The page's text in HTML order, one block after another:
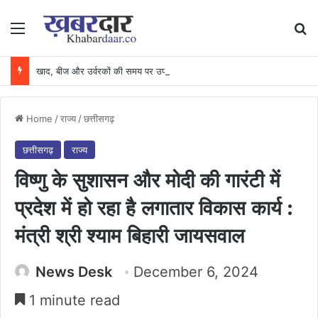
Menu
Home /राज्य /छत्तीसगढ़
छत्तीसगढ़ राज्य
विष्णु के सुशासन और मोदी की गारंटी में
प्रदेश में हो रहा है लगातार विकास कार्य :
मंत्री श्री श्याम बिहारी जायसवाल
News Desk
December 6, 2024
1 minute read